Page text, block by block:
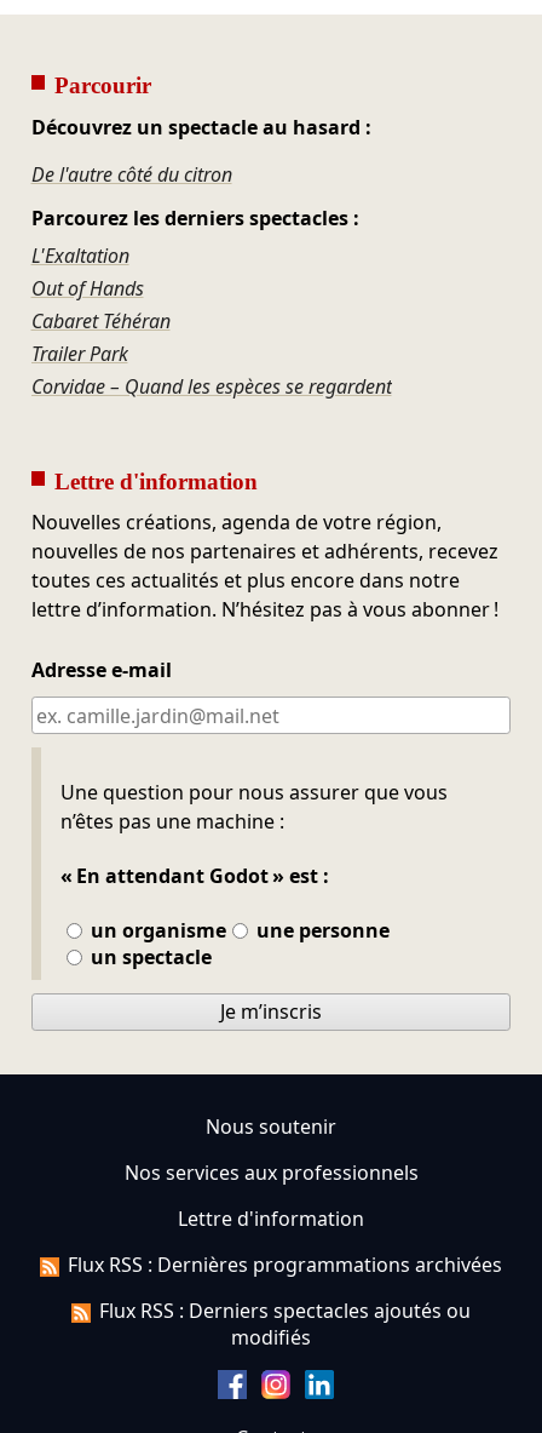
Parcourir
Découvrez un spectacle au hasard :
De l'autre côté du citron
Parcourez les derniers spectacles :
L'Exaltation
Out of Hands
Cabaret Téhéran
Trailer Park
Corvidae – Quand les espèces se regardent
Lettre d'information
Nouvelles créations, agenda de votre région,
nouvelles de nos partenaires et adhérents, recevez
toutes ces actualités et plus encore dans notre
lettre d’information. N’hésitez pas à vous abonner !
Adresse e-mail
Une question pour nous assurer que vous
n’êtes pas une machine :
« En attendant Godot » est :
un organisme
une personne
un spectacle
Ne pas remplir
Je m’inscris
Nous soutenir
Nos services aux professionnels
Lettre d'information
Flux RSS : Dernières programmations archivées
Flux RSS : Derniers spectacles ajoutés ou
modifiés